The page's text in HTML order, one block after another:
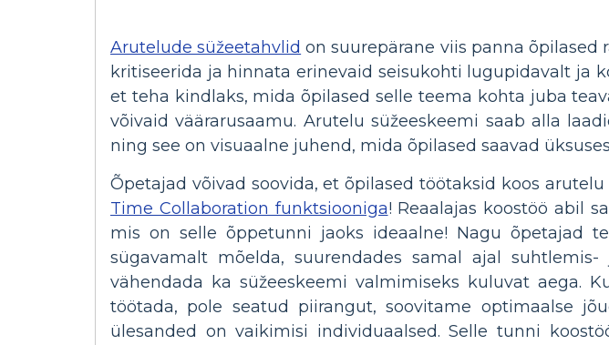
Arutelude süžeetahvlid on suurepärane viis panna õpilased
kritiseerida ja hinnata erinevaid seisukohti lugupidavalt ja
et teha kindlaks, mida õpilased selle teema kohta juba
võivaid väärarusaamu. Arutelu süžeeskeemi saab alla
ning see on visuaalne juhend, mida õpilased saavad
Õpetajad võivad soovida, et õpilased töötaksid koos
Time Collaboration funktsiooniga! Reaalajas koostöö abil
mis on selle õppetunni jaoks ideaalne! Nagu õpetajad
sügavamalt mõelda, suurendades samal ajal
vähendada ka süžeeskeemi valmimiseks kuluvat aega.
töötada, pole seatud piirangut, soovitame optimaalse
ülesanded on vaikimisi individuaalsed. Selle tunni